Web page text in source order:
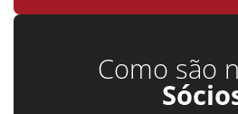
Como são